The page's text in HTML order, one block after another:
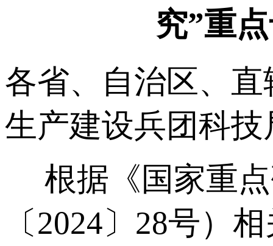
究”重
各省、自治区、
生产建设兵团科
根据《国家重点
〔2024〕28号）